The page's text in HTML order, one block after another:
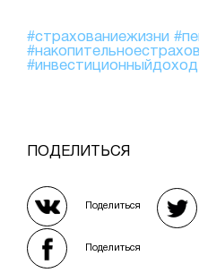
#страхованиежизни
#инвестиционныйдоход
ПОДЕЛИТЬСЯ
Поделиться
Поделиться